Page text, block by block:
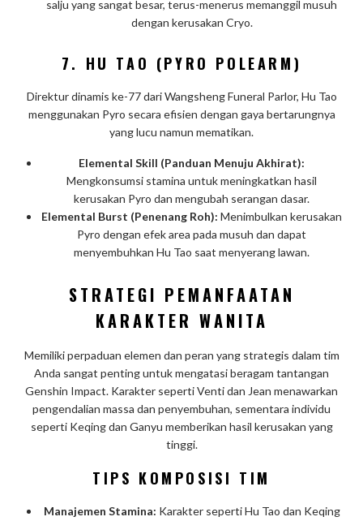
salju yang sangat besar, terus-menerus memanggil musuh
dengan kerusakan Cryo.
7. HU TAO (PYRO POLEARM)
Direktur dinamis ke-77 dari Wangsheng Funeral Parlor, Hu Tao
menggunakan Pyro secara efisien dengan gaya bertarungnya
yang lucu namun mematikan.
Elemental Skill (Panduan Menuju Akhirat):
Mengkonsumsi stamina untuk meningkatkan hasil
kerusakan Pyro dan mengubah serangan dasar.
Elemental Burst (Penenang Roh): Menimbulkan kerusakan
Pyro dengan efek area pada musuh dan dapat
menyembuhkan Hu Tao saat menyerang lawan.
STRATEGI PEMANFAATAN
KARAKTER WANITA
Memiliki perpaduan elemen dan peran yang strategis dalam tim
Anda sangat penting untuk mengatasi beragam tantangan
Genshin Impact. Karakter seperti Venti dan Jean menawarkan
pengendalian massa dan penyembuhan, sementara individu
seperti Keqing dan Ganyu memberikan hasil kerusakan yang
tinggi.
TIPS KOMPOSISI TIM
Manajemen Stamina: Karakter seperti Hu Tao dan Keqing